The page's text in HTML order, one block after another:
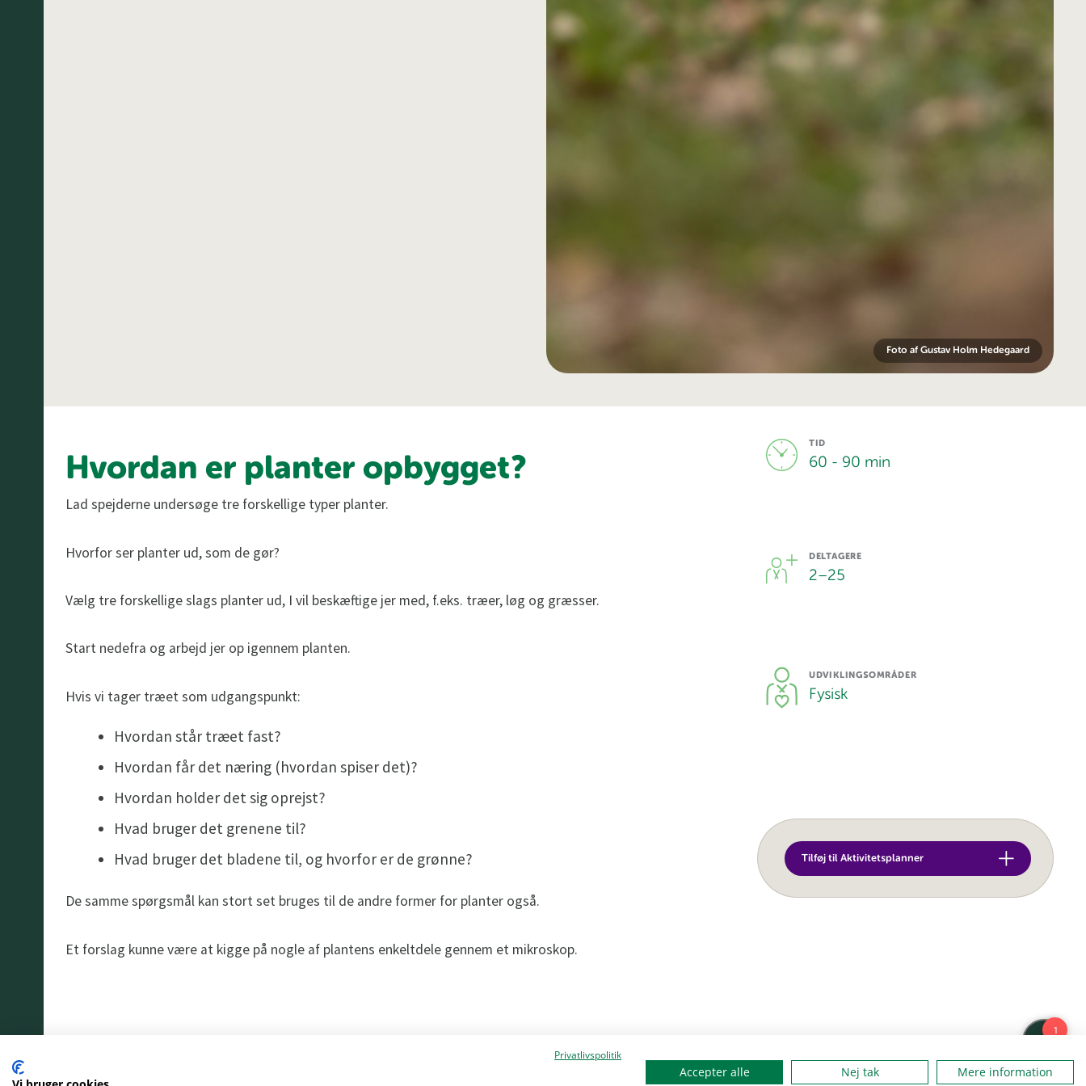
Foto af Gustav Holm Hedegaard
Hvordan er planter opbygget?
Lad spejderne undersøge tre forskellige typer planter.
Hvorfor ser planter ud, som de gør?
Vælg tre forskellige slags planter ud, I vil beskæftige jer med, f.eks. træer, løg og græsser.
Start nedefra og arbejd jer op igennem planten.
Hvis vi tager træet som udgangspunkt:
Hvordan står træet fast?
Hvordan får det næring (hvordan spiser det)?
Hvordan holder det sig oprejst?
Hvad bruger det grenene til?
Hvad bruger det bladene til, og hvorfor er de grønne?
De samme spørgsmål kan stort set bruges til de andre former for planter også.
Et forslag kunne være at kigge på nogle af plantens enkeltdele gennem et mikroskop.
TID
60 - 90 min
DELTAGERE
2–25
UDVIKLINGSOMRÅDER
Fysisk
Tilføj til Aktivitetsplanner
Privatlivspolitik
Accepter alle Nej tak Mere information